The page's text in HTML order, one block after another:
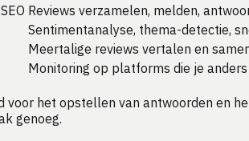
Reviews verzamelen, melden,
Sentimentanalyse, thema-detectie,
Meertalige reviews vertalen en
Monitoring op platforms die je
het opstellen van antwoorden en
genoeg.